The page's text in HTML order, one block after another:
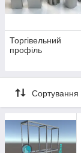
Торгівельний
профіль
Сортування